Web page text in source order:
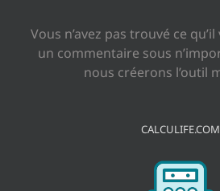
Vous n’avez pas trouvé ce
un commentaire sous
nous créerons l’outil
CALCULIFE.COM